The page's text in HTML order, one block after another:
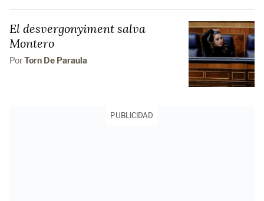
El desvergonyiment salva
Montero
PorTorn De Paraula
PUBLICIDAD